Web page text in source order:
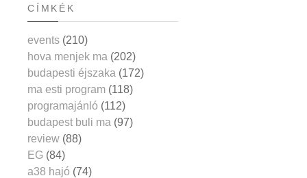
CÍMKÉK
events (210)
hova menjek ma (202)
budapesti éjszaka (172)
ma esti program (118)
programajánló (112)
budapest buli ma (97)
review (88)
EG (84)
a38 hajó (74)